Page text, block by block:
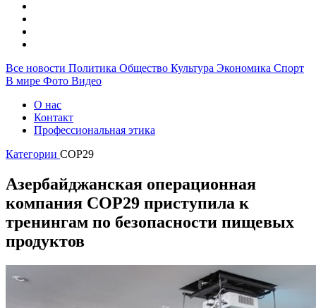
Все новости Политика Общество Культура Экономика Спорт
В мире Фото Видео
О нас
Контакт
Профессиональная этика
Категории COP29
Азербайджанская операционная
компания CОР29 приступила к
тренингам по безопасности пищевых
продуктов